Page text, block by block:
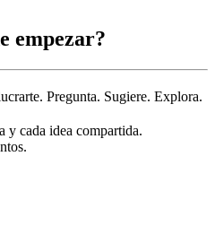
empezar?
Pregunta. Sugiere. Explora.
y cada idea compartida.